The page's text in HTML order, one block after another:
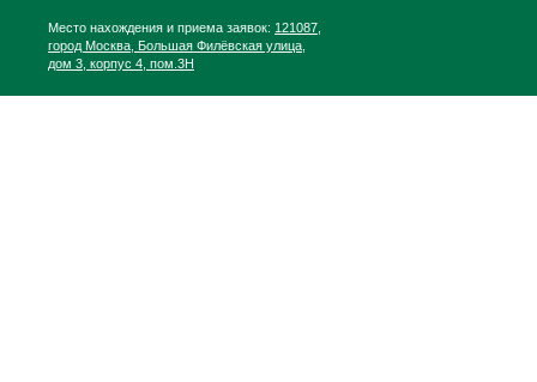
Место нахождения и приема заявок: 121087,
город Москва, Большая Филёвская улица,
дом 3, корпус 4, пом.3Н